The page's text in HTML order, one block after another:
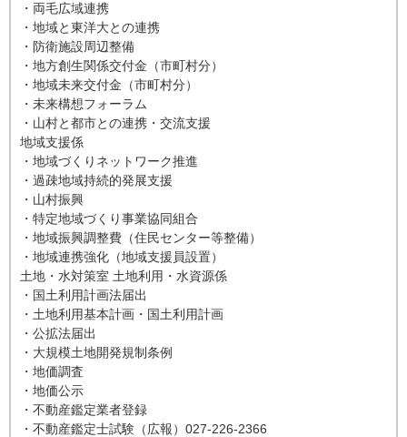
・両毛広域連携
・地域と東洋大との連携
・防衛施設周辺整備
・地方創生関係交付金（市町村分）
・地域未来交付金（市町村分）
・未来構想フォーラム
・山村と都市との連携・交流支援
地域支援係
・地域づくりネットワーク推進
・過疎地域持続的発展支援
・山村振興
・特定地域づくり事業協同組合
・地域振興調整費（住民センター等整備）
・地域連携強化（地域支援員設置）
土地・水対策室 土地利用・水資源係
・国土利用計画法届出
・土地利用基本計画・国土利用計画
・公拡法届出
・大規模土地開発規制条例
・地価調査
・地価公示
・不動産鑑定業者登録
・不動産鑑定士試験（広報）027-226-2366